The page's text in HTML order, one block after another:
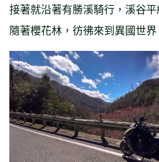
接著就沿著有勝溪騎行，溪谷
隨著櫻花林，彷彿來到異國世界